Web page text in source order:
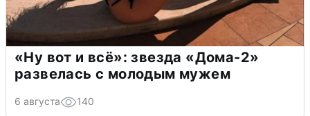
«Ну вот и всё»: звезда «Дома-2»
развелась с молодым мужем
6 августа 140